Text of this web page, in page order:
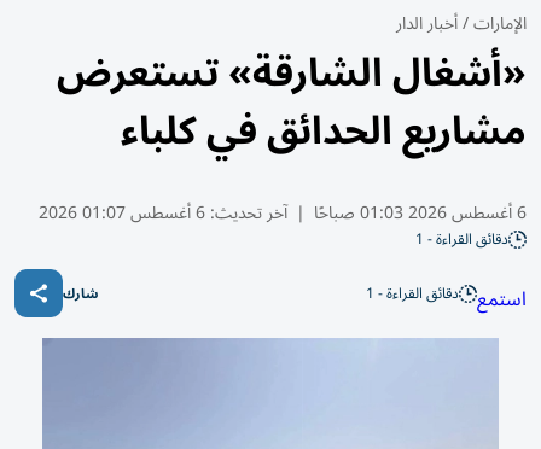
الإمارات/أخبار الدار
«أشغال الشارقة» تستعرض
مشاريع الحدائق في كلباء
6 أغسطس 2026 01:03 صباحًا | آخر تحديث:6 أغسطس 01:07 2026
دقائق القراءة - 1
استمع دقائق القراءة - 1 شارك